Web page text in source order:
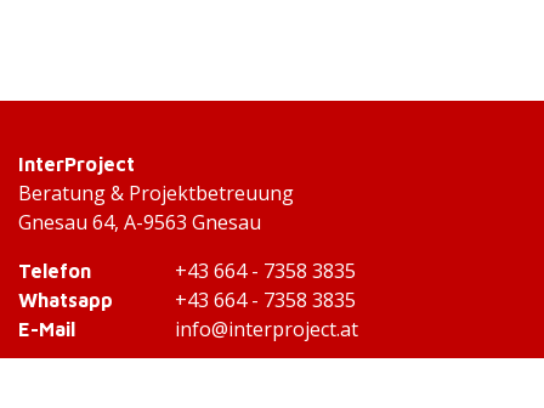
InterProject
Beratung & Projektbetreuung
Gnesau 64, A-9563 Gnesau
Telefon +43 664 - 7358 3835
Whatsapp +43 664 - 7358 3835
E-Mail
info@interproject.at